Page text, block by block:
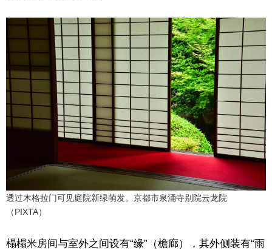
透过木格拉门可见庭院新绿萌发。京都市泉涌寺别院云龙院
（PIXTA）
榻榻米房间与室外之间设有“缘”（檐廊），其外侧装有“雨